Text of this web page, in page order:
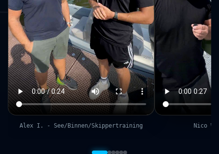
Alex I. - See/Binnen/Skippertraining Nico